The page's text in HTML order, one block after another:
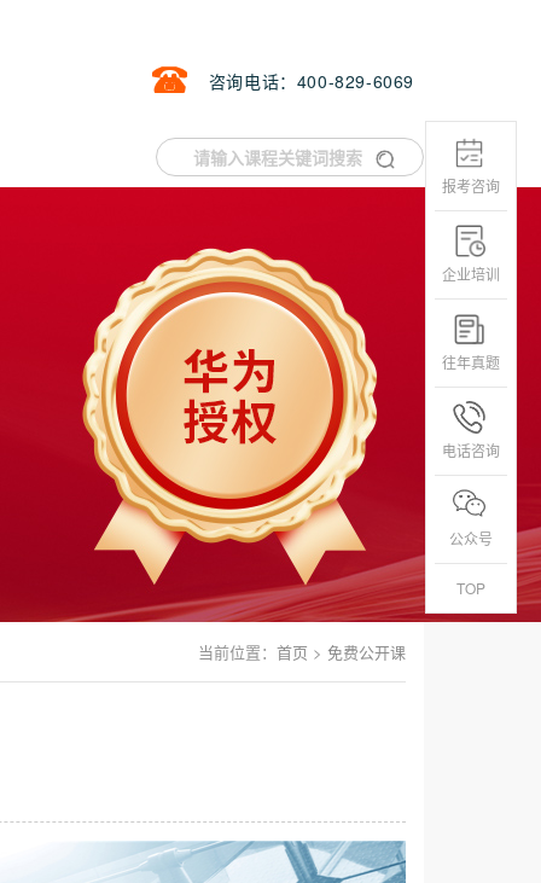
咨询电话：400-829-6069
当前位置： 首页 > 免费公开课
报考咨询
企业培训
往年真题
电话咨询
公众号
TOP